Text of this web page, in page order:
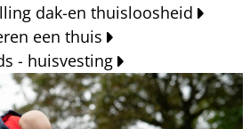
dak-en thuisloosheid
een thuis
- huisvesting